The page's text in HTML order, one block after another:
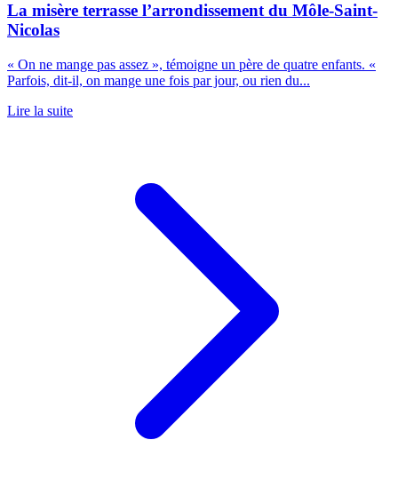
La misère terrasse l’arrondissement du Môle-Saint-
Nicolas
« On ne mange pas assez », témoigne un père de quatre enfants. «
Parfois, dit-il, on mange une fois par jour, ou rien du...
Lire la suite